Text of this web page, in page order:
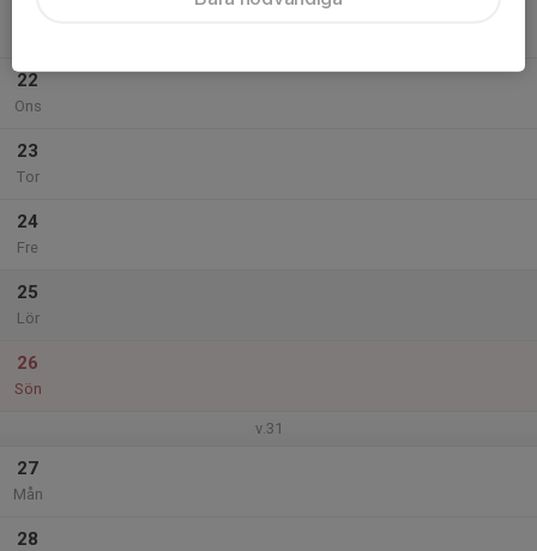
22
Ons
23
Tor
24
Fre
25
Lör
26
Sön
v.31
27
Mån
28